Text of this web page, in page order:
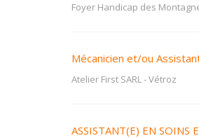
Foyer Handicap des
Mécanicien et/ou
Atelier First SARL-Vétroz
ASSISTANT(E) EN SOINS